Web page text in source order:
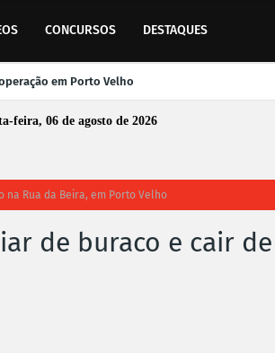
CONCURSOS DESTAQUES
em Porto Velho
feira, 06 de agosto de 2026
Rua da Beira, em Porto Velho
de buraco e cair de